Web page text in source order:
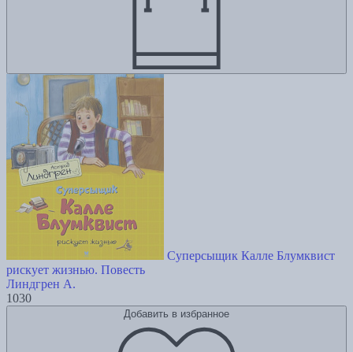
Суперсыщик Калле Блумквист
рискует жизнью. Повесть
Линдгрен А.
1030
Добавить в избранное